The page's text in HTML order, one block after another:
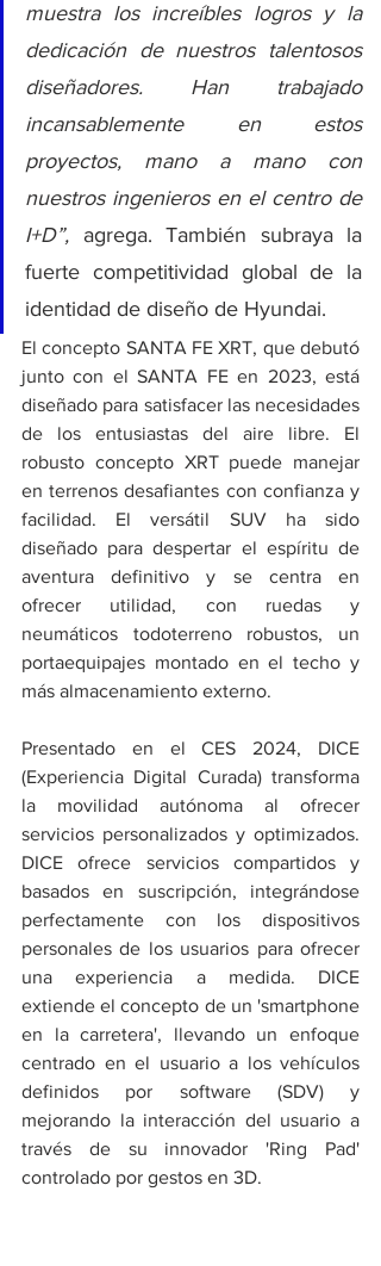
muestra los increíbles logros y la
dedicación de nuestros talentosos
diseñadores. Han trabajado
incansablemente en estos
proyectos, mano a mano con
nuestros ingenieros en el centro de
I+D”, agrega. También subraya la
fuerte competitividad global de la
identidad de diseño de Hyundai.
El concepto SANTA FE XRT, que debutó
junto con el SANTA FE en 2023, está
diseñado para satisfacer las necesidades
de los entusiastas del aire libre. El
robusto concepto XRT puede manejar
en terrenos desafiantes con confianza y
facilidad. El versátil SUV ha sido
diseñado para despertar el espíritu de
aventura definitivo y se centra en
ofrecer utilidad, con ruedas y
neumáticos todoterreno robustos, un
portaequipajes montado en el techo y
más almacenamiento externo.
Presentado en el CES 2024, DICE
(Experiencia Digital Curada) transforma
la movilidad autónoma al ofrecer
servicios personalizados y optimizados.
DICE ofrece servicios compartidos y
basados en suscripción, integrándose
perfectamente con los dispositivos
personales de los usuarios para ofrecer
una experiencia a medida. DICE
extiende el concepto de un 'smartphone
en la carretera', llevando un enfoque
centrado en el usuario a los vehículos
definidos por software (SDV) y
mejorando la interacción del usuario a
través de su innovador 'Ring Pad'
controlado por gestos en 3D.